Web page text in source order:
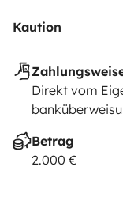
Kaution
Direkt vom
Betrag
2.000 €